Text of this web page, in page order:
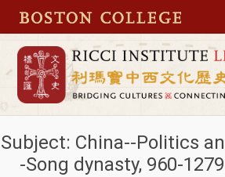
Subject: China--Politics
-Song dynasty, 960-